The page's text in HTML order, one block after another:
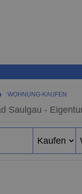
WOHNUNG-KAUFEN
Saulgau -